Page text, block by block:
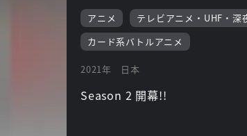
アニメ テレビアニメ・UHF・深
カード系バトルアニメ
2021年 日本
Season 2 開幕!!